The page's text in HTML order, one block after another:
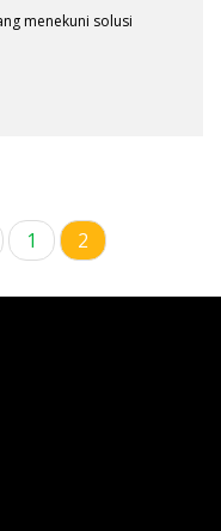
menekuni solusi
Page
1
Halaman
sekarang
2